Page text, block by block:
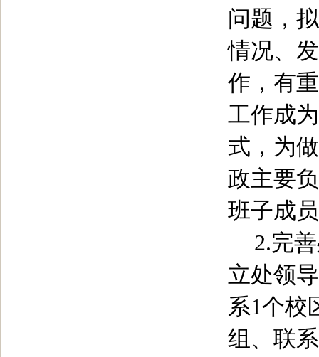
问题，
情况、
作，有
工作成
式，为
政主要
班子成
2.完
立处领
系1个校
组、联系